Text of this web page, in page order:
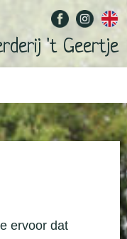
't Geertje
ervoor dat